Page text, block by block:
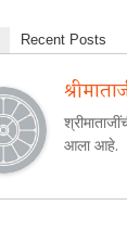
Recent Posts
आला आहे.